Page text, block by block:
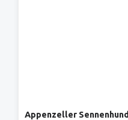
Appenzeller Sennenhund